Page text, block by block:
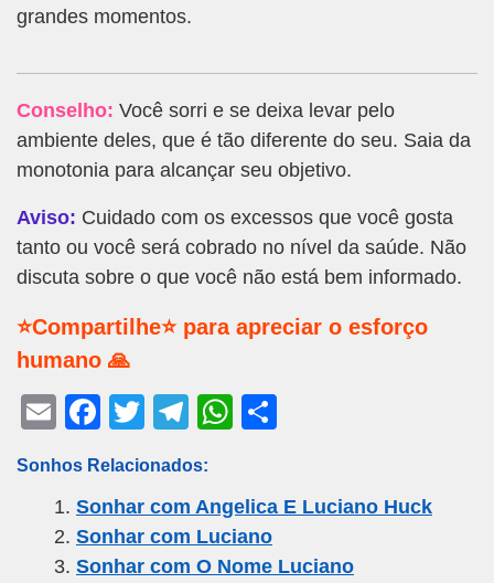
grandes momentos.
Conselho: Você sorri e se deixa levar pelo
ambiente deles, que é tão diferente do seu. Saia da
monotonia para alcançar seu objetivo.
Aviso: Cuidado com os excessos que você gosta
tanto ou você será cobrado no nível da saúde. Não
discuta sobre o que você não está bem informado.
⭐Compartilhe⭐ para apreciar o esforço
humano 🙏
E
ail
F
c
e
b
T
tt
er
T
e
gr
a
W
s
A
e
Sonhos Relacionados:
Sonhar com Angelica E Luciano Huck
Sonhar com Luciano
Sonhar com O Nome Luciano